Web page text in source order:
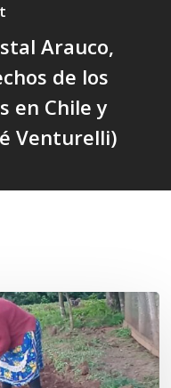
Arauco,
de los
en Chile y
Venturelli)